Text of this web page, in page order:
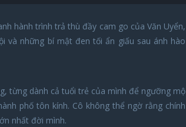
hành trình trả thù đầy cam go của Văn Uyển,
và những bí mật đen tối ẩn giấu sau ánh hào
từng dành cả tuổi trẻ của mình để ngưỡng mộ
phố tôn kính. Cô không thể ngờ rằng chính
nhất đời mình.